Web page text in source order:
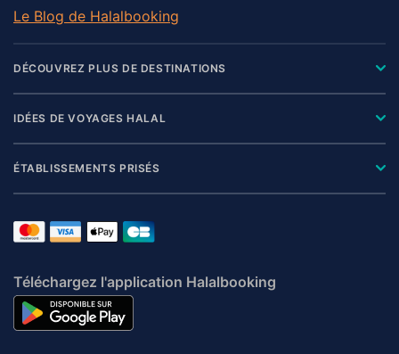
Le Blog de Halalbooking
DÉCOUVREZ PLUS DE DESTINATIONS
IDÉES DE VOYAGES HALAL
ÉTABLISSEMENTS PRISÉS
Téléchargez l'application Halalbooking